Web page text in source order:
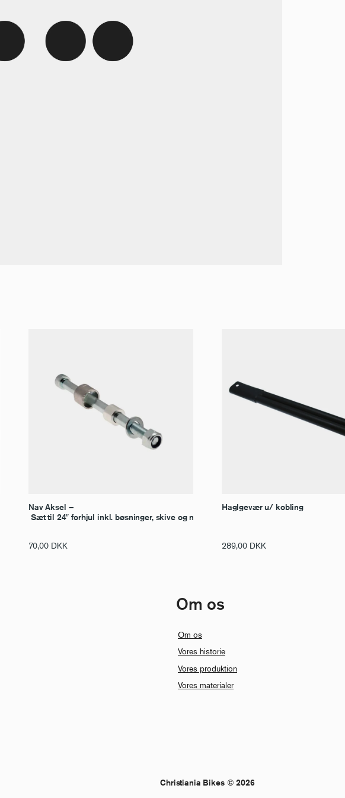
Nav Aksel –
Sæt til 24″ forhjul inkl. bøsninger, skive og møtrik
70,00 DKK
Haglgevær u/ kobling
289,00 DKK
Om os
Om os
Vores historie
Vores produktion
Vores materialer
Christiania Bikes © 2026